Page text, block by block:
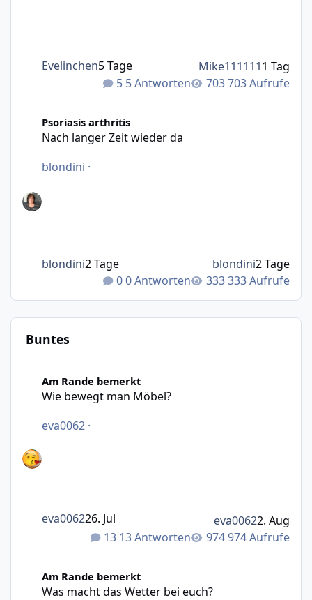
5 Antworten 703 Aufrufe
Evelinchen5 Tage Mike1111111 Tag
Psoriasis arthritis
Nach langer Zeit wieder da
blondini ·
0 Antworten 333 Aufrufe
blondini2 Tage blondini2 Tage
Buntes
Am Rande bemerkt
Wie bewegt man Möbel?
eva0062 ·
13 Antworten 974 Aufrufe
eva006226. Jul eva00622. Aug
Am Rande bemerkt
Was macht das Wetter bei euch?